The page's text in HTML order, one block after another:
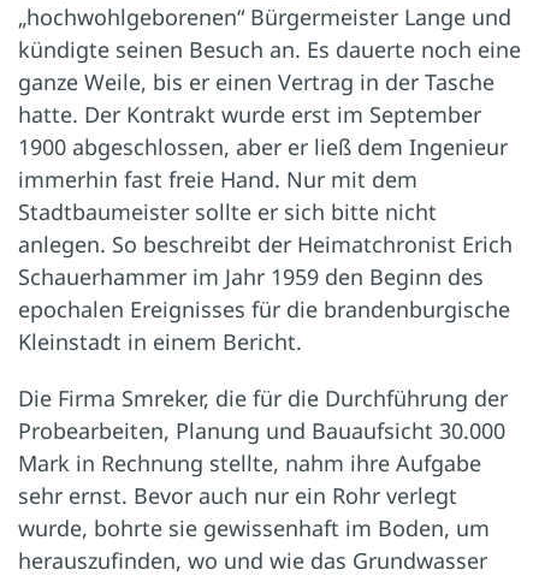
„hochwohlgeborenen“ Bürgermeister Lange und
kündigte seinen Besuch an. Es dauerte noch eine
ganze Weile, bis er einen Vertrag in der Tasche
hatte. Der Kontrakt wurde erst im September
1900 abgeschlossen, aber er ließ dem Ingenieur
immerhin fast freie Hand. Nur mit dem
Stadtbaumeister sollte er sich bitte nicht
anlegen. So beschreibt der Heimatchronist Erich
Schauerhammer im Jahr 1959 den Beginn des
epochalen Ereignisses für die brandenburgische
Kleinstadt in einem Bericht.
Die Firma Smreker, die für die Durchführung der
Probearbeiten, Planung und Bauaufsicht 30.000
Mark in Rechnung stellte, nahm ihre Aufgabe
sehr ernst. Bevor auch nur ein Rohr verlegt
wurde, bohrte sie gewissenhaft im Boden, um
herauszufinden, wo und wie das Grundwasser